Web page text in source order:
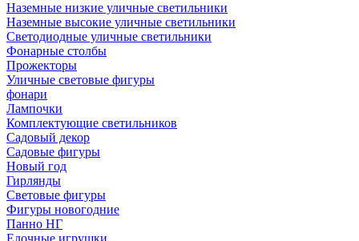
Наземные низкие уличные светильники
Наземные высокие уличные светильники
Светодиодные уличные светильники
Фонарные столбы
Прожекторы
Уличные световые фигуры
фонари
Лампочки
Комплектующие светильников
Садовый декор
Садовые фигуры
Новый год
Гирлянды
Световые фигуры
Фигуры новогодние
Панно НГ
Елочные игрушки